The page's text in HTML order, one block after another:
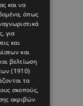
και να
όπως
για
και
και
βελτίωση
(1910)
τα
σκοπούς,
ακριβών